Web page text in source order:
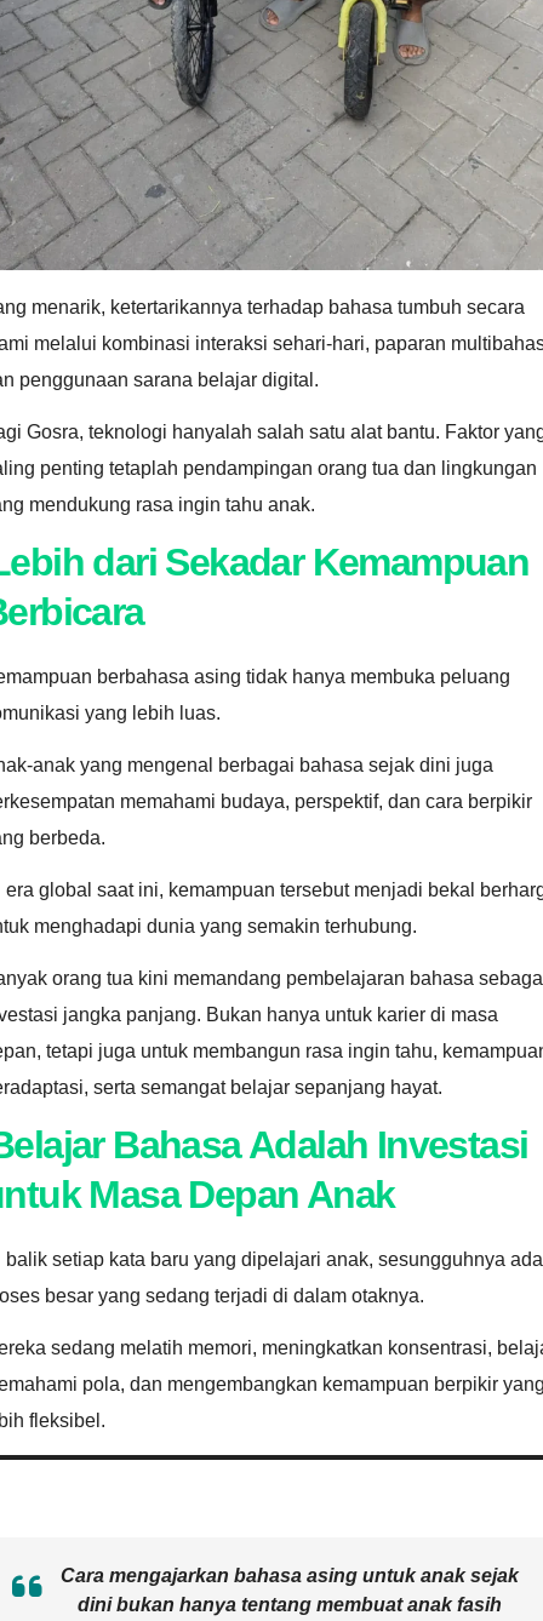
menarik, ketertarikannya terhadap bahasa tumbuh secara
melalui kombinasi interaksi sehari-hari, paparan
penggunaan sarana belajar digital.
Gosra, teknologi hanyalah salah satu alat bantu. Faktor
penting tetaplah pendampingan orang tua dan lingkungan
mendukung rasa ingin tahu anak.
dari Sekadar Kemampuan
berbahasa asing tidak hanya membuka peluang
yang lebih luas.
anak yang mengenal berbagai bahasa sejak dini juga
memahami budaya, perspektif, dan cara berpikir
berbeda.
era global saat ini, kemampuan tersebut menjadi bekal
menghadapi dunia yang semakin terhubung.
orang tua kini memandang pembelajaran bahasa
jangka panjang. Bukan hanya untuk karier di masa
tetapi juga untuk membangun rasa ingin tahu,
serta semangat belajar sepanjang hayat.
Bahasa Adalah Investasi
Masa Depan Anak
balik setiap kata baru yang dipelajari anak, sesungguhnya ada
besar yang sedang terjadi di dalam otaknya.
sedang melatih memori, meningkatkan konsentrasi,
pola, dan mengembangkan kemampuan berpikir
fleksibel.
Cara mengajarkan bahasa asing untuk anak sejak
dini bukan hanya tentang membuat anak fasih